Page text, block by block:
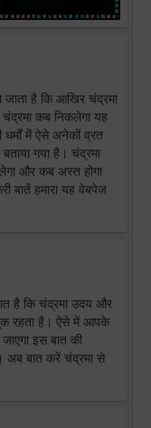
है कि आखिर चंद्रमा
कब निकलेगा यह
में ऐसे अनेकों व्रत
गया है। चंद्रमा
और कब अस्त होगा
बातें हमारा यह वेबपेज
है कि चंद्रमा उदय और
रहता है। ऐसे में आपके
इस बात की
अब बात करें चंद्रमा से